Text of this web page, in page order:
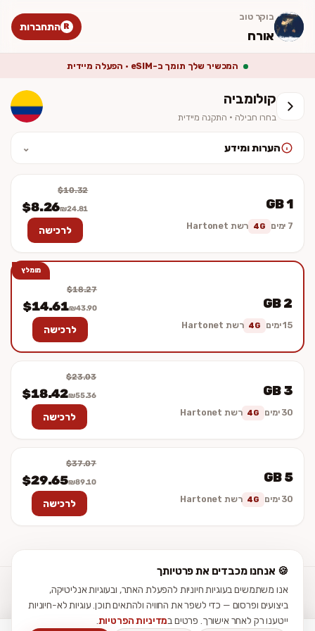
בוקר טוב
אורח
R התחברות
המכשיר שלך תומך ב-eSIM · הפעלה מיידית
קולומביה
בחרו חבילה · התקנה מיידית
הערות ומידע ⌄
1 GB
7 ימים 4G רשת Hartonet
$10.32
$8.26₪24.81
לרכישה
מומלץ
2 GB
15 ימים 4G רשת Hartonet
$18.27
$14.61₪43.90
לרכישה
3 GB
30 ימים 4G רשת Hartonet
$23.03
$18.42₪55.36
לרכישה
5 GB
30 ימים 4G רשת Hartonet
$37.07
$29.65₪89.10
לרכישה
🍪 אנחנו מכבדים את פרטיותך
אנו משתמשים בעוגיות חיוניות להפעלת האתר, ובעוגיות אנליטיקה,
ביצועים ופרסום — כדי לשפר את החוויה ולהתאים תוכן. עוגיות לא-חיוניות
ייטענו רק לאחר אישורך. פרטים במדיניות הפרטיות
עזרהמדריכי התקנה ביקורות תנאי שימושפרטיותנגישותצור קשר